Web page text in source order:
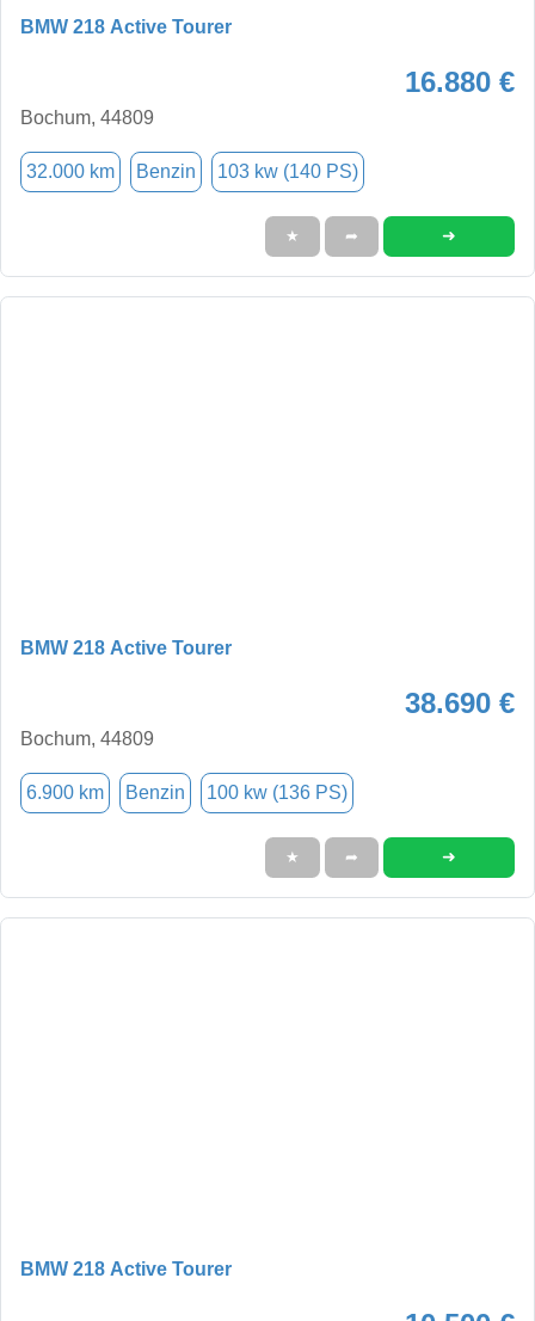
BMW 218 Active Tourer
16.880 €
Bochum, 44809
32.000 km Benzin 103 kw (140 PS)
★ ➦ ➜
BMW 218 Active Tourer
38.690 €
Bochum, 44809
6.900 km Benzin 100 kw (136 PS)
★ ➦ ➜
BMW 218 Active Tourer